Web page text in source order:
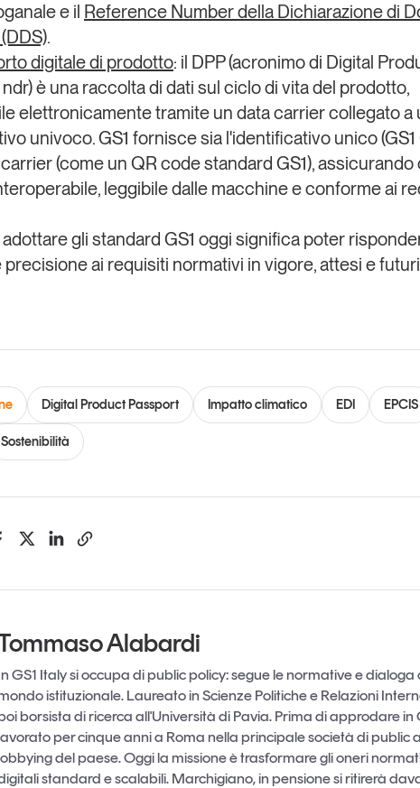
e il Reference Number della Dichiarazione di
.
digitale di prodotto: il DPP (acronimo di Digital
è una raccolta di dati sul ciclo di vita del prodotto,
elettronicamente tramite un data carrier collegato a
univoco. GS1 fornisce sia l'identificativo unico (GS1
(come un QR code standard GS1), assicurando
leggibile dalle macchine e conforme ai
adottare gli standard GS1 oggi significa poter
ai requisiti normativi in vigore, attesi e
Digital Product Passport Impatto climatico EDI EPCIS
Sostenibilità
Alabardi
GS1 Italy si occupa di public policy: segue le normative e dialoga
istituzionale. Laureato in Scienze Politiche e Relazioni
borsista di ricerca all'Università di Pavia. Prima di approdare in
per cinque anni a Roma nella principale società di public
del paese. Oggi la missione è trasformare gli oneri
standard e scalabili. Marchigiano, in pensione si ritirerà